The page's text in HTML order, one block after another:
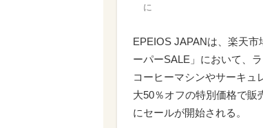
に
EPEIOS JAPANは、楽天
ーパーSALE」において、
コーヒーマシンやサーキュ
大50％オフの特別価格で販
にセールが開始される。